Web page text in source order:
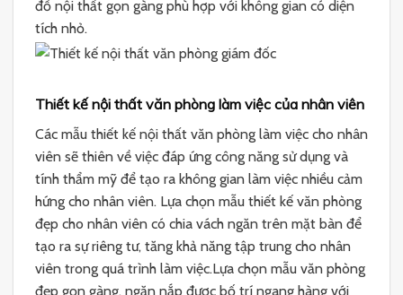
đồ nội thất gọn gàng phù hợp với không gian có diện
tích nhỏ.
Thiết kế nội thất văn phòng làm việc của nhân viên
Các mẫu thiết kế nội thất văn phòng làm việc cho nhân
viên sẽ thiên về việc đáp ứng công năng sử dụng và
tính thẩm mỹ để tạo ra không gian làm việc nhiều cảm
hứng cho nhân viên. Lựa chọn mẫu thiết kế văn phòng
đẹp cho nhân viên có chia vách ngăn trên mặt bàn để
tạo ra sự riêng tư, tăng khả năng tập trung cho nhân
viên trong quá trình làm việc.Lựa chọn mẫu văn phòng
đẹp gọn gàng, ngăn nắp được bố trí ngang hàng với